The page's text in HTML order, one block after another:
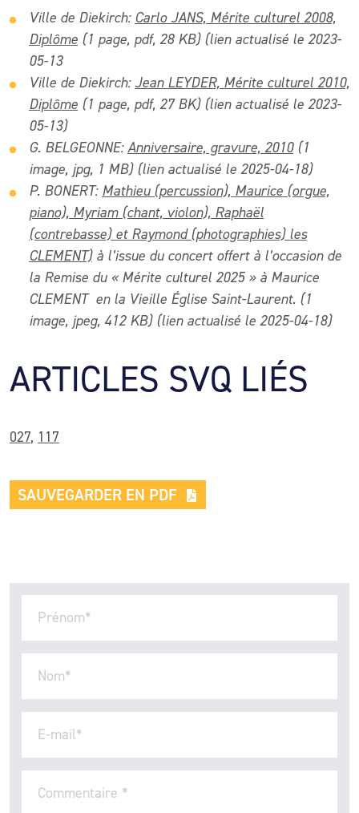
Ville de Diekirch: Carlo JANS, Mérite culturel 2008,
Diplôme (1 page, pdf, 28 KB) (lien actualisé le 2023-
05-13
Ville de Diekirch:Jean LEYDER, Mérite culturel 2010,
Diplôme (1 page, pdf, 27 BK) (lien actualisé le 2023-
05-13)
G. BELGEONNE:Anniversaire, gravure, 2010(1
image, jpg, 1 MB) (lien actualisé le 2025-04-18)
P. BONERT: Mathieu (percussion), Maurice (orgue,
piano), Myriam (chant, violon), Raphaël
(contrebasse) et Raymond (photographies) les
CLEMENT)à l’issue du concert offert à l’occasion de
la Remise du « Mérite culturel 2025 » à Maurice
CLEMENT en la Vieille Église Saint-Laurent. (1
image, jpeg, 412 KB) (lien actualisé le 2025-04-18)
ARTICLES SVQ LIÉS
027, 117
SAUVEGARDER EN PDF
Commentaire *
Prénom*
E-mail*
Nom*